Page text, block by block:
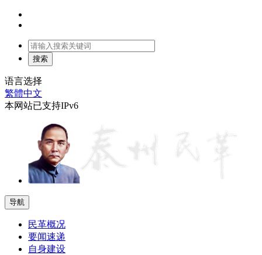
语言选择
繁體中文
本网站已支持IPv6
导航
民革概况
要闻速递
自身建设